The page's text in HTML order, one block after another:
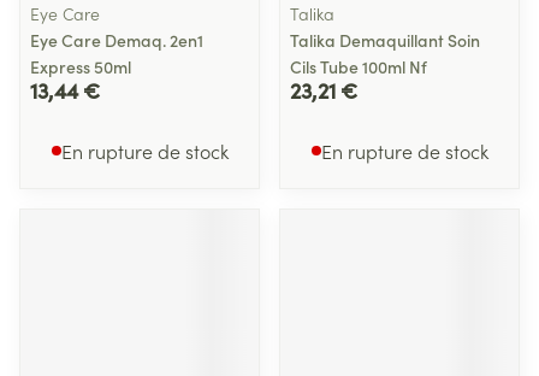
Eye Care
Eye Care Demaq. 2en1
Express 50ml
13,44 €
En rupture de stock
Talika
Talika Demaquillant Soin
Cils Tube 100ml Nf
23,21 €
En rupture de stock